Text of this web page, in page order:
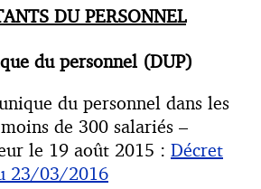
DU PERSONNEL
du personnel (DUP)
du personnel dans les
de 300 salariés –
le 19 août 2015 : Décret
23/03/2016